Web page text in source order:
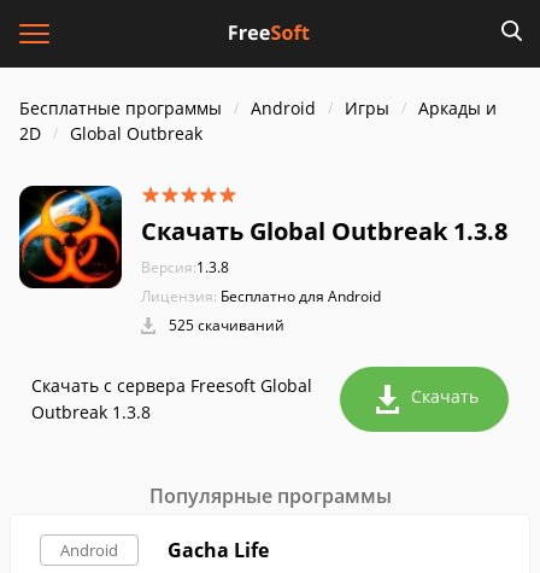
Бесплатные программы Android Игры
Аркады и
2D
Global Outbreak
Скачать Global Outbreak 1.3.8
Версия:1.3.8
Лицензия: Бесплатно для Android
525 скачиваний
Скачать с сервера Freesoft Global
Outbreak 1.3.8
Скачать
Популярные программы
Android Gacha Life